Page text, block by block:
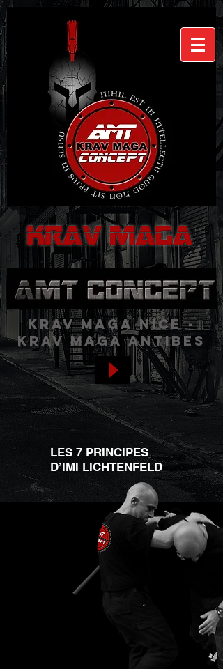
krav maga nice -
krav maga antibes
LES 7 PRINCIPES
D’IMI LICHTENFELD